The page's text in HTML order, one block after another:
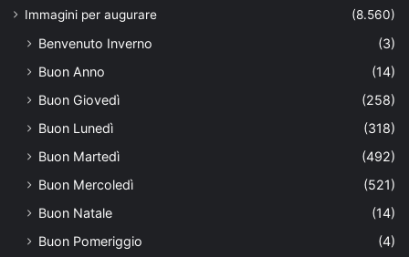
Immagini per augurare (8.560)
Benvenuto Inverno
(3)
Buon Anno
(14)
Buon Giovedì
(258)
Buon Lunedì
(318)
Buon Martedì
(492)
Buon Mercoledì
(521)
Buon Natale
(14)
Buon Pomeriggio
(4)